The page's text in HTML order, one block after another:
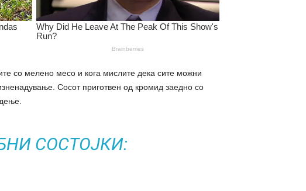
со мелено месо и кога мислите дека сите можни
Сосот приготвен од кромид заедно со
СОСТОЈКИ: